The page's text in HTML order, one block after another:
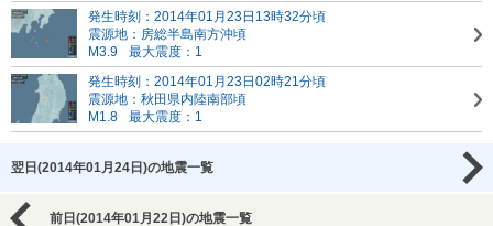
発生時刻：2014年01月23日13時32分頃
震源地：房総半島南方沖頃
M3.9
最大震度：1
発生時刻：2014年01月23日02時21分頃
震源地：秋田県内陸南部頃
M1.8
最大震度：1
翌日(2014年01月24日)の地震一覧
前日(2014年01月22日)の地震一覧